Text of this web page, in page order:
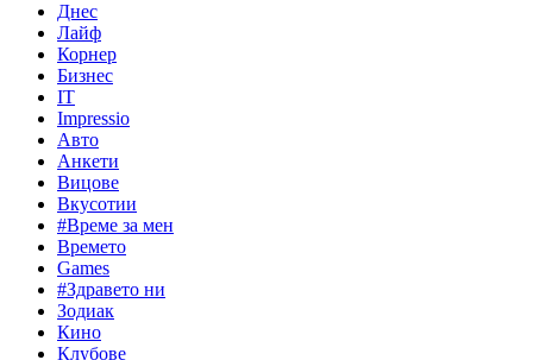
Днес
Лайф
Корнер
Бизнес
IT
Impressio
Авто
Анкети
Вицове
Вкусотии
#Време за мен
Времето
Games
#Здравето ни
Зодиак
Кино
Клубове